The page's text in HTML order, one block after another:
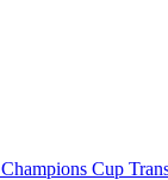
Champions Cup